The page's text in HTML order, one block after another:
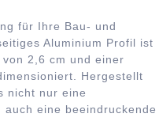
für Ihre Bau- und
Aluminium Profil ist
2,6 cm und einer
Hergestellt
nicht nur eine
eine beeindruckende